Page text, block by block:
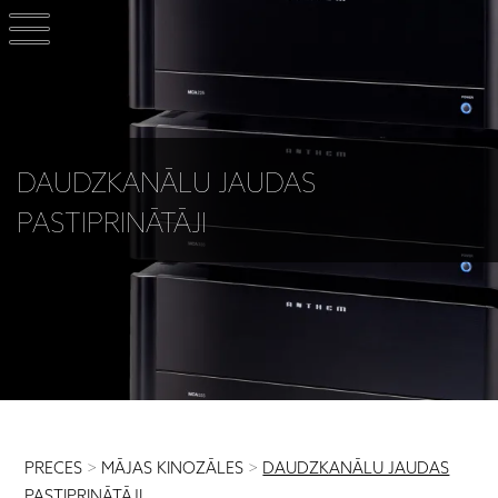
DAUDZKANĀLU JAUDAS
PASTIPRINĀTĀJI
PRECES > MĀJAS KINOZĀLES > DAUDZKANĀLU JAUDAS